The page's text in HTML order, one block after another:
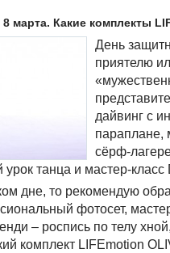
марта. Какие комплекты
День
приятелю
дайвинг с
параплане,
сёрф-
танца и мастер-класс
дне, то рекомендую
фотосет,
– роспись по телу
комплект LIFEmotion